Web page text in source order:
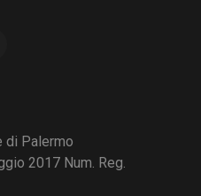
di Palermo
2017 Num. Reg.